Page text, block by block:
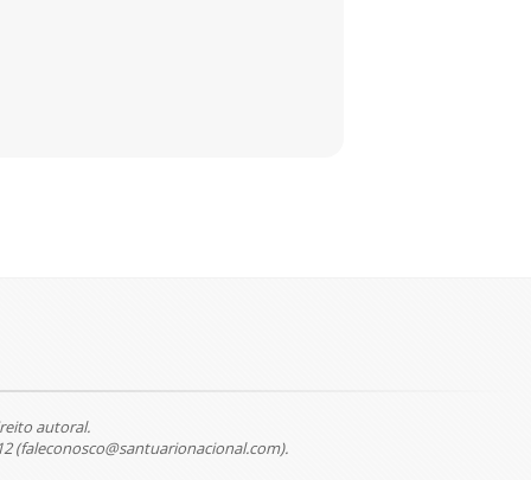
autoral.
(faleconosco@santuarionacional.com).